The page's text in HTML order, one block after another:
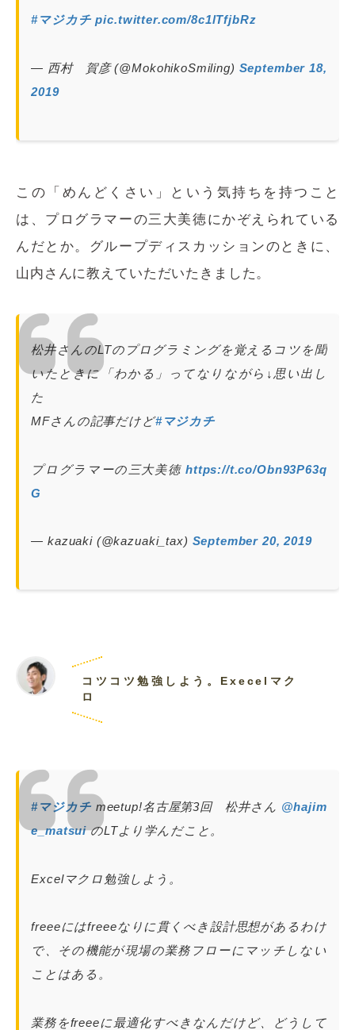
#マジカチ pic.twitter.com/8c1lTfjbRz
— 西村 賀彦 (@MokohikoSmiling) September 18,
2019
この「めんどくさい」という気持ちを持つこと
は、プログラマーの三大美徳にかぞえられている
んだとか。グループディスカッションのときに、
山内さんに教えていただいたきました。
松井さんのLTのプログラミングを覚えるコツを聞
いたときに「わかる」ってなりながら↓思い出し
た
MFさんの記事だけど#マジカチ
プログラマーの三大美徳 https://t.co/Obn93P63q
G
— kazuaki (@kazuaki_tax) September 20, 2019
コツコツ勉強しよう。Execelマク
ロ
#マジカチ meetup!名古屋第3回 松井さん @hajim
e_matsuiのLTより学んだこと。
Excelマクロ勉強しよう。
freeeにはfreeeなりに貫くべき設計思想があるわけ
で、その機能が現場の業務フローにマッチしない
ことはある。
業務をfreeeに最適化すべきなんだけど、どうして